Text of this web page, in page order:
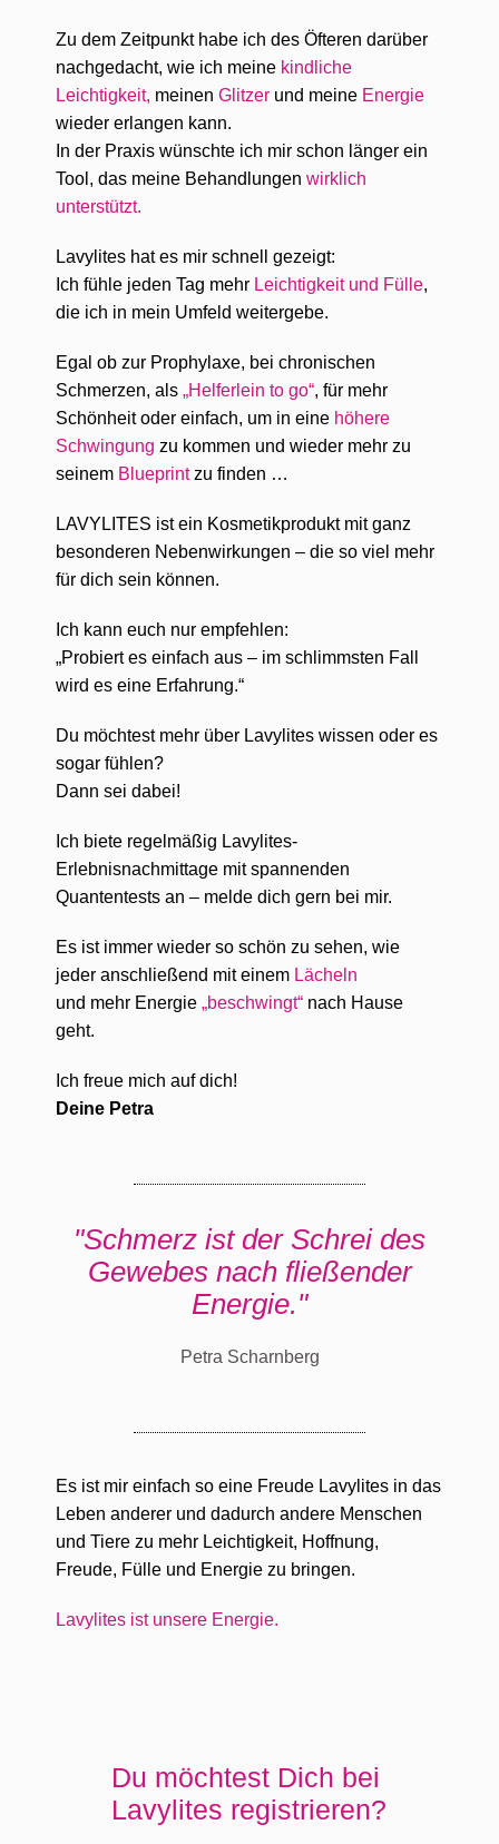
Zu dem Zeitpunkt habe ich des Öfteren darüber
nachgedacht, wie ich meine kindliche
Leichtigkeit, meinen Glitzer und meine Energie
wieder erlangen kann.
In der Praxis wünschte ich mir schon länger ein
Tool, das meine Behandlungen wirklich
unterstützt.
Lavylites hat es mir schnell gezeigt:
Ich fühle jeden Tag mehr Leichtigkeit und Fülle,
die ich in mein Umfeld weitergebe.
Egal ob zur Prophylaxe, bei chronischen
Schmerzen, als „Helferlein to go“, für mehr
Schönheit oder einfach, um in eine höhere
Schwingung zu kommen und wieder mehr zu
seinem Blueprintzu finden …
LAVYLITES ist ein Kosmetikprodukt mit ganz
besonderen Nebenwirkungen – die so viel mehr
für dich sein können.
Ich kann euch nur empfehlen:
„Probiert es einfach aus – im schlimmsten Fall
wird es eine Erfahrung.“
Du möchtest mehr über Lavylites wissen oder es
sogar fühlen?
Dann sei dabei!
Ich biete regelmäßig Lavylites-
Erlebnisnachmittage mit spannenden
Quantentests an – melde dich gern bei mir.
Es ist immer wieder so schön zu sehen, wie
jeder anschließend mit einem Lächeln
und mehr Energie „beschwingt“ nach Hause
geht.
Ich freue mich auf dich!
Deine Petra
"Schmerz ist der Schrei des
Gewebes nach fließender
Energie."
Petra Scharnberg
Es ist mir einfach so eine Freude Lavylites in das
Leben anderer und dadurch andere Menschen
und Tiere zu mehr Leichtigkeit, Hoffnung,
Freude, Fülle und Energie zu bringen.
Lavylites ist unsere Energie.
Du möchtest Dich bei
Lavylites registrieren?